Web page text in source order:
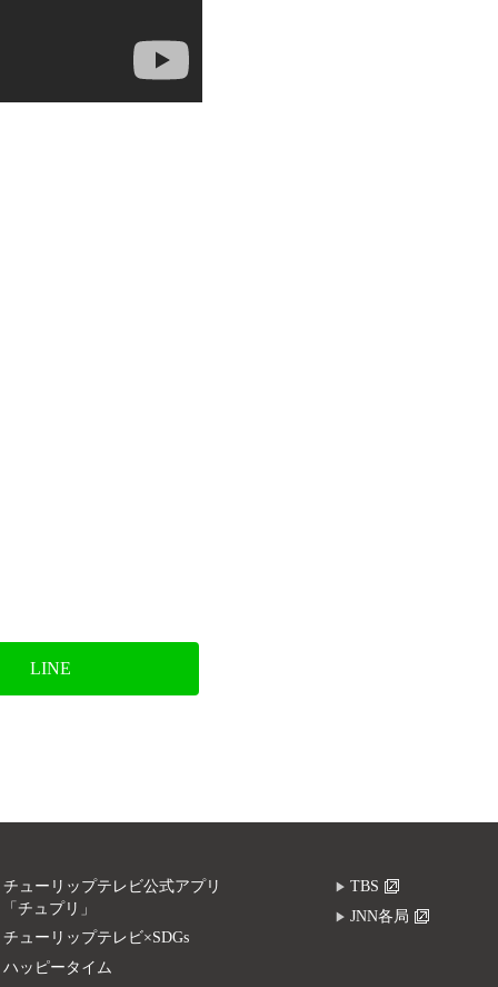
LINE
チューリップテレビ公式アプリ
「チュプリ」
チューリップテレビ×SDGs
ハッピータイム
TBS
JNN各局